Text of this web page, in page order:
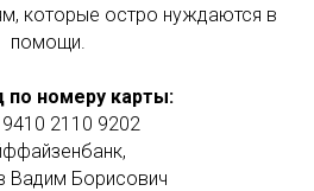
которые остро нуждаются в
помощи.
по номеру карты:
2110 9202
Вадим Борисович